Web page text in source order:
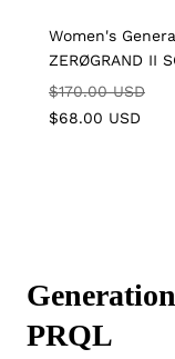
Women's
ZERØGRAND II
Regular
price
$170.00 USD
$68.00 USD
PRQL